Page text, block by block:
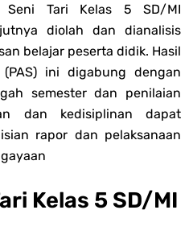
Jenjang MA
Akidah Akhlak Jenang MI, MTs
2026
Friday, 7 August
Seni Tari Kelas 5 SD/MI
diolah dan dianalisis
belajar peserta didik. Hasil
ini digabung dengan
semester dan penilaian
dan kedisiplinan dapat
rapor dan pelaksanaan
Kelas 5 SD/MI